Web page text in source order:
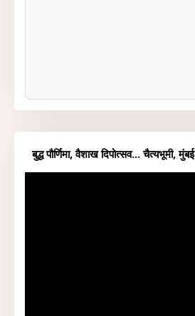
बुद्ध पौर्णिमा, वैशाख दिपोत्सव... चैत्यभूमी, मुंबई